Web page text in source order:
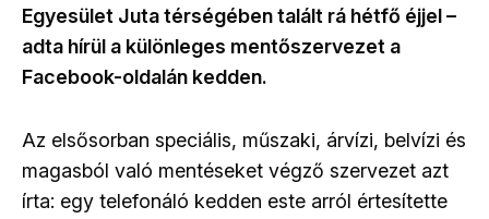
Egyesület Juta térségében talált rá hétfő éjjel –
adta hírül a különleges mentőszervezet a
Facebook-oldalán kedden.
Az elsősorban speciális, műszaki, árvízi, belvízi és
magasból való mentéseket végző szervezet azt
írta: egy telefonáló kedden este arról értesítette